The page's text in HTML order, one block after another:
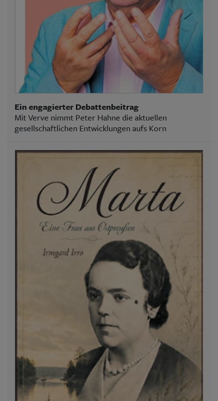
Ein engagierter Debattenbeitrag
Mit Verve nimmt Peter Hahne die aktuellen
gesellschaftlichen Entwicklungen aufs Korn